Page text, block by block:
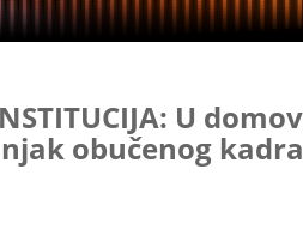
U
obučenog